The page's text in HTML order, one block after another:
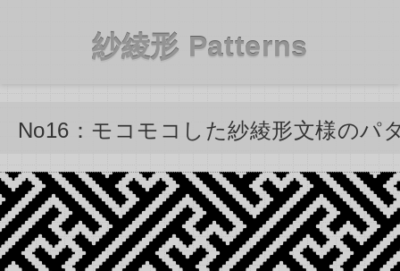
紗綾形 Patterns
No16：モコモコした紗綾形文様のパ